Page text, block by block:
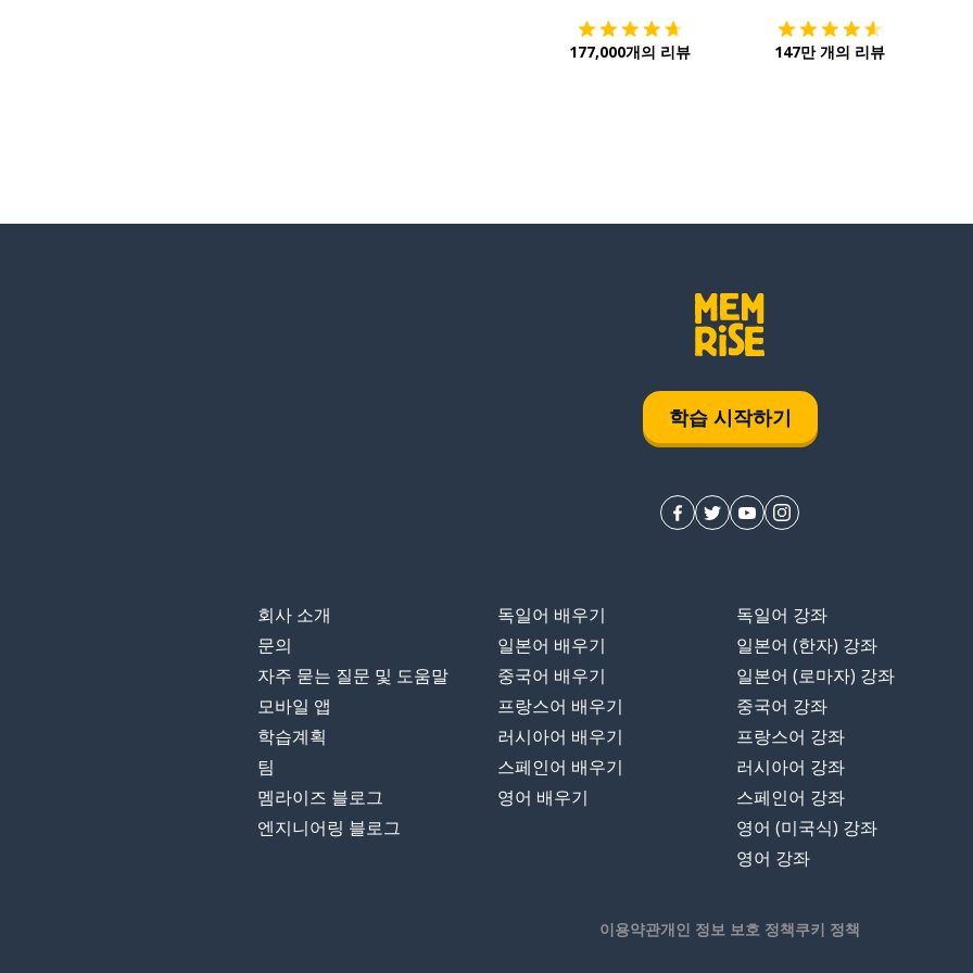
jusqu'à
serrer
177,000개의 리뷰 147만 개의 리뷰
학습 시작하기
회사 소개
문의
자주 묻는 질문 및 도움말
모바일 앱
학습계획
팀
멤라이즈 블로그
엔지니어링 블로그
독일어 배우기
일본어 배우기
중국어 배우기
프랑스어 배우기
러시아어 배우기
스페인어 배우기
영어 배우기
독일어 강좌
일본어 (한자) 강좌
일본어 (로마자) 강좌
중국어 강좌
프랑스어 강좌
러시아어 강좌
스페인어 강좌
영어 (미국식) 강좌
영어 강좌
이용약관개인 정보 보호 정책쿠키 정책